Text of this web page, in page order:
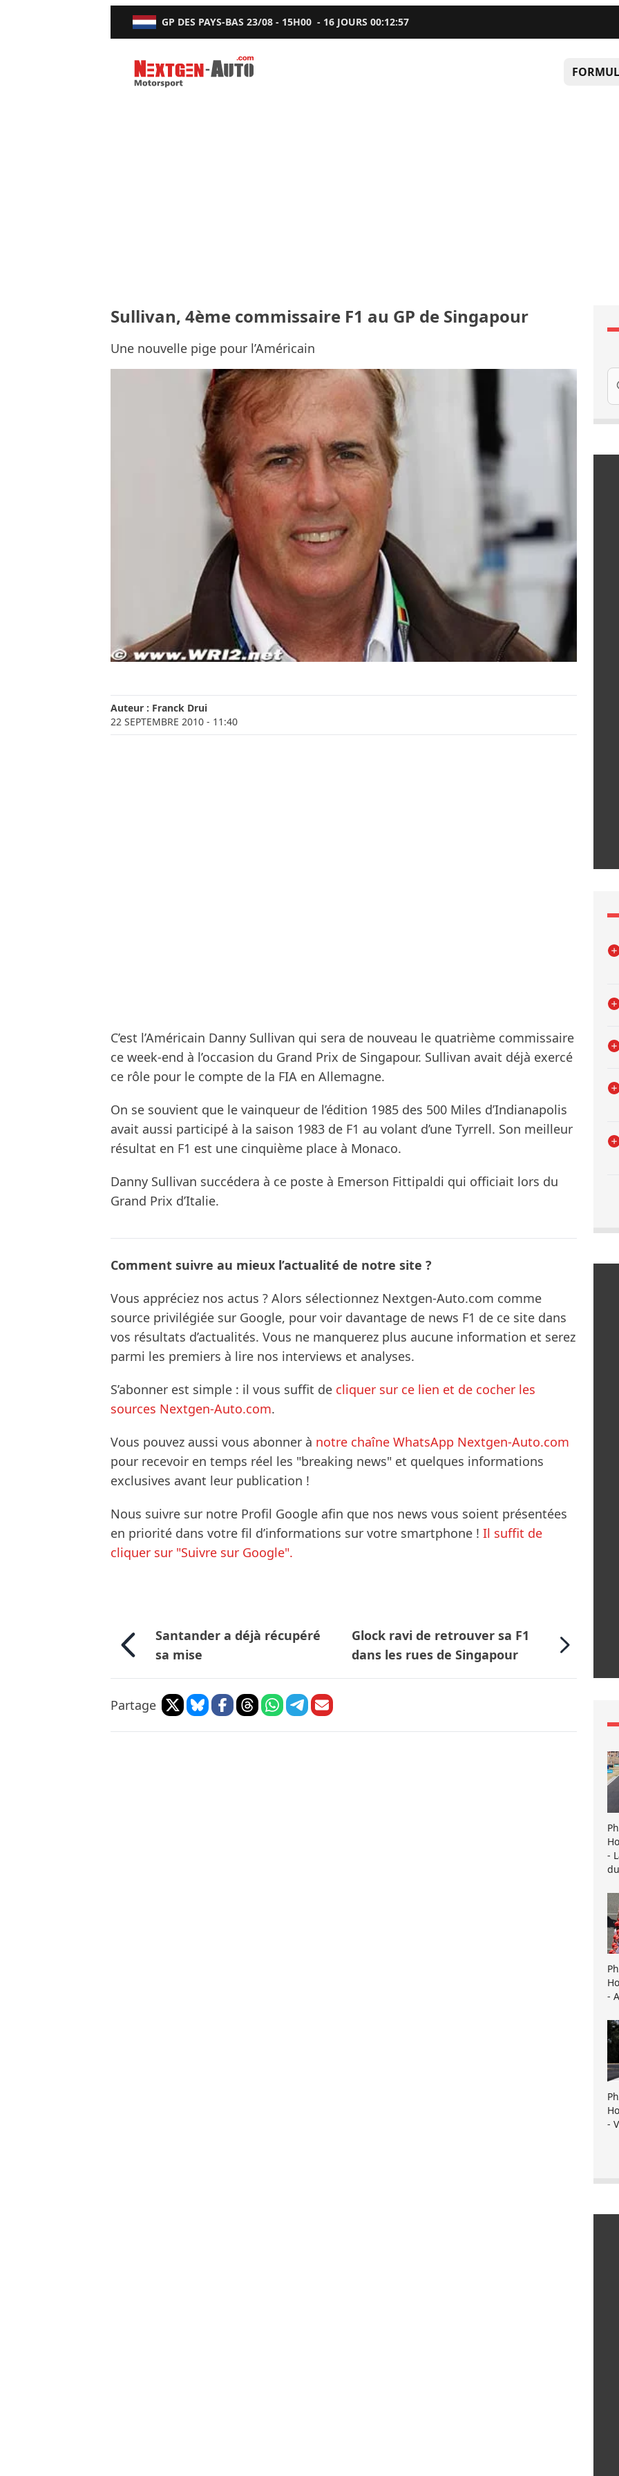
GP DES PAYS-BAS 23/08 - 15H00 - 16 JOURS00:12:56
Nextgen-Auto.com
Sullivan, 4ème commissaire F1 au GP de Singapour
Une nouvelle pige pour l’Américain
Auteur : Franck Drui
22 SEPTEMBRE 2010 - 11:40
C’est l’Américain Danny Sullivan qui sera de nouveau le quatrième commissaire
ce week-end à l’occasion du Grand Prix de Singapour. Sullivan avait déjà exercé
ce rôle pour le compte de la FIA en Allemagne.
On se souvient que le vainqueur de l’édition 1985 des 500 Miles d’Indianapolis
avait aussi participé à la saison 1983 de F1 au volant d’une Tyrrell. Son meilleur
résultat en F1 est une cinquième place à Monaco.
Danny Sullivan succédera à ce poste à Emerson Fittipaldi qui officiait lors du
Grand Prix d’Italie.
Comment suivre au mieux l’actualité de notre site ?
Vous appréciez nos actus ? Alors sélectionnez Nextgen-Auto.com comme
source privilégiée sur Google, pour voir davantage de news F1 de ce site dans
vos résultats d’actualités. Vous ne manquerez plus aucune information et serez
parmi les premiers à lire nos interviews et analyses.
S’abonner est simple : il vous suffit de cliquer sur ce lien et de cocher les
sources Nextgen-Auto.com.
Vous pouvez aussi vous abonner à notre chaîne WhatsApp Nextgen-Auto.com
pour recevoir en temps réel les "breaking news" et quelques informations
exclusives avant leur publication !
Nous suivre sur notre Profil Google afin que nos news vous soient présentées
en priorité dans votre fil d’informations sur votre smartphone ! Il suffit de
cliquer sur "Suivre sur Google".
Santander a déjà récupéré
sa mise
Glock ravi de retrouver sa F1
dans les rues de Singapour
Partage
-
-
-